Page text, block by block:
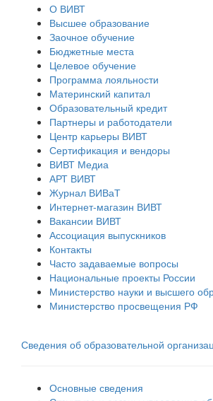
О ВИВТ
Высшее образование
Заочное обучение
Бюджетные места
Целевое обучение
Программа лояльности
Материнский капитал
Образовательный кредит
Партнеры и работодатели
Центр карьеры ВИВТ
Сертификация и вендоры
ВИВТ Медиа
АРТ ВИВТ
Журнал ВИВаТ
Интернет-магазин ВИВТ
Вакансии ВИВТ
Ассоциация выпускников
Контакты
Часто задаваемые вопросы
Национальные проекты России
Министерство науки и высшего
Министерство просвещения РФ
Сведения об образовательной
Основные сведения